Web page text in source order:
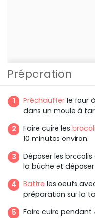
Préparation
Préchauffer le four
dans un moule à
Faire cuire les
10 minutes environ.
Déposer les
la bûche et déposer
Battre les oeufs
préparation sur la
Faire cuire pendant